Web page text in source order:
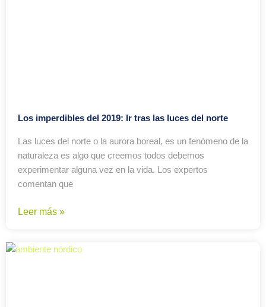
Los imperdibles del 2019: Ir tras las luces del norte
Las luces del norte o la aurora boreal, es un fenómeno de la
naturaleza es algo que creemos todos debemos
experimentar alguna vez en la vida. Los expertos
comentan que
Leer más »